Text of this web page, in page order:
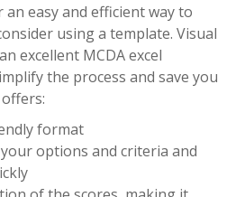
easy and efficient way to
using a template. Visual
excellent MCDA excel
the process and save you
format
options and criteria and